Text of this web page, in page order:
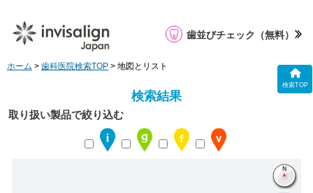
検索TOP
歯並びチェック （無料）
ホーム > 歯科医院検索TOP > 地図とリスト
検索結果
取り扱い製品で絞り込む